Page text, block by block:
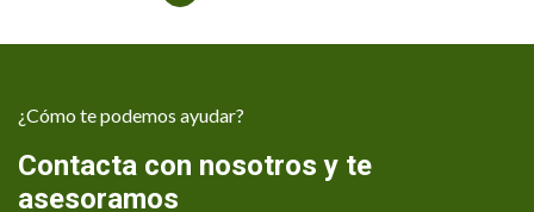
¿Cómo te podemos ayudar?
Contacta con nosotros y te
asesoramos